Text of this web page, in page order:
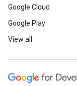
Google Cloud
Google Play
View all